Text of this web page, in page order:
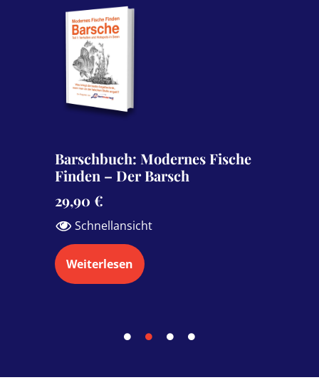
Verkauf!
Hechtbuch: Modernes Fische
Finden – Der Hecht
34,90 €
Schnellansicht
Weiterlesen